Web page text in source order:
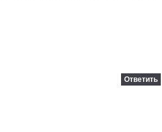
Ответить